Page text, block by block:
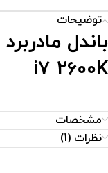
توضیحات
i7 2600K
مشخصات
نظرات (1)